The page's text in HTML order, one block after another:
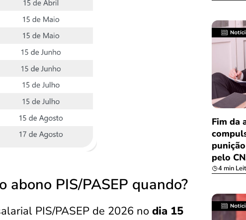
abono PIS/PASEP quando?
PIS/PASEP de 2026 no dia 15
Fim da
pelo
4 min